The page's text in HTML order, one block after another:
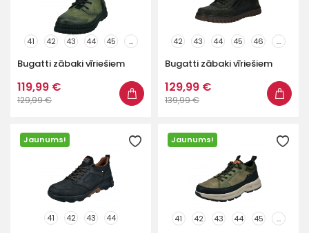
41 42 43 44 45 ...
Bugatti zābaki vīriešiem
119,99 €
129,99 €
42 43 44 45 46 ...
Bugatti zābaki vīriešiem
129,99 €
139,99 €
Jaunums!
41 42 43 44
Jaunums!
41 42 43 44 45 ...